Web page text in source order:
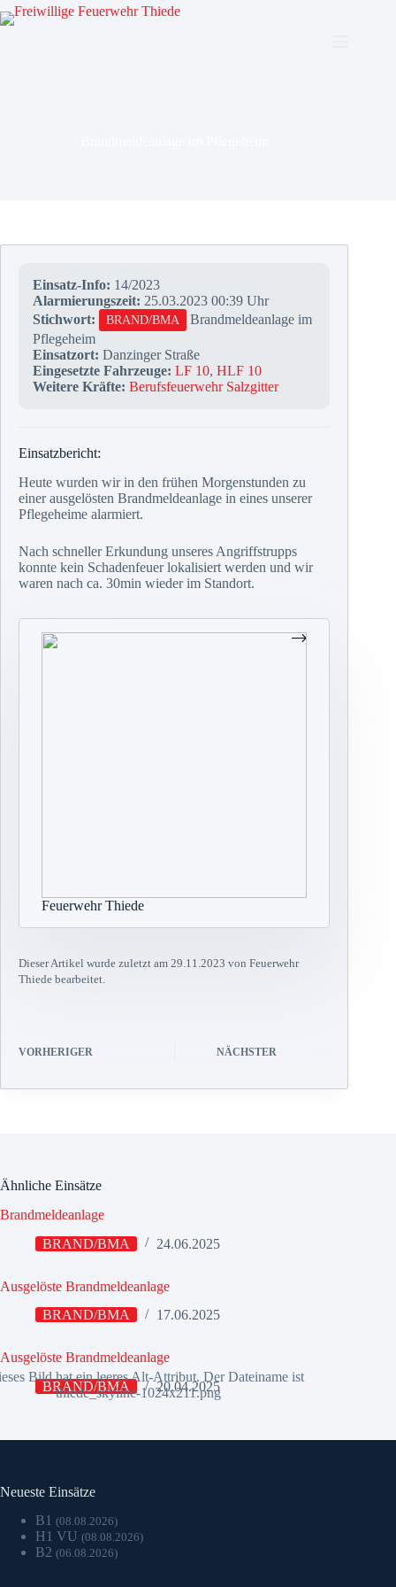
Zum
Inhalt
Einsatz-Info: 14/2023
Alarmierungszeit: 25.03.2023 00:39 Uhr
Stichwort:
BRAND/BMA
Brandmeldeanlage im
Pflegeheim
Einsatzort: Danzinger Straße
Eingesetzte Fahrzeuge: LF 10, HLF 10
Weitere Kräfte: Berufsfeuerwehr Salzgitter
Einsatzbericht:
Heute wurden wir in den frühen Morgenstunden zu
einer ausgelösten Brandmeldeanlage in eines unserer
Pflegeheime alarmiert.
Nach schneller Erkundung unseres Angriffstrupps
konnte kein Schadenfeuer lokalisiert werden und wir
waren nach ca. 30min wieder im Standort.
Feuerwehr Thiede
Dieser Artikel wurde zuletzt am 29.11.2023 von Feuerwehr
Thiede bearbeitet.
VORHERIGER NÄCHSTER
Ähnliche Einsätze
Brandmeldeanlage
BRAND/BMA
24.06.2025
Ausgelöste Brandmeldeanlage
BRAND/BMA
17.06.2025
Ausgelöste Brandmeldeanlage
BRAND/BMA
20.04.2025
Neueste Einsätze
B1 (08.08.2026)
H1 VU (08.08.2026)
B2 (06.08.2026)